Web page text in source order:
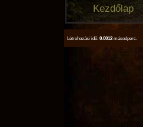
Kezdőlap
Létrehozási idő:0.0012másodperc.